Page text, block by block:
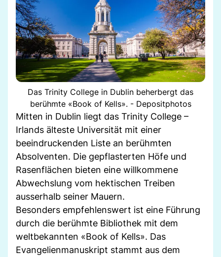
Das Trinity College in Dublin beherbergt das
berühmte «Book of Kells». - Depositphotos
Mitten in Dublin liegt das Trinity College –
Irlands älteste Universität mit einer
beeindruckenden Liste an berühmten
Absolventen. Die gepflasterten Höfe und
Rasenflächen bieten eine willkommene
Abwechslung vom hektischen Treiben
ausserhalb seiner Mauern.
Besonders empfehlenswert ist eine Führung
durch die berühmte Bibliothek mit dem
weltbekannten «Book of Kells». Das
Evangelienmanuskript stammt aus dem